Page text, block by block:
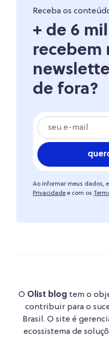
Receba os
+ de 6
recebem
de fora?
Ao informar meus dados,
Privacidade e com os
O Olist blog tem o
contribuir para o
Brasil. O site é
ecossistema de